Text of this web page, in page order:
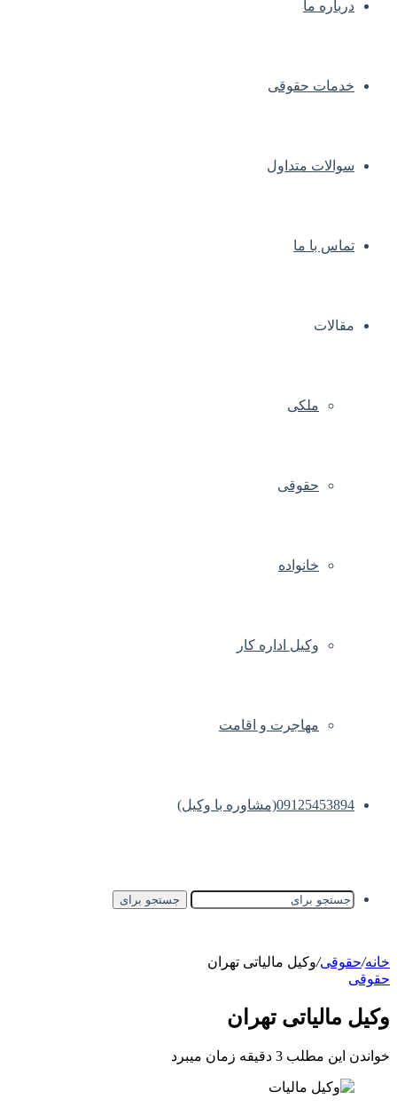
درباره ما
خدمات حقوقی
سوالات متداول
تماس با ما
مقالات
ملکی
حقوقی
خانواده
وکیل اداره کار
مهاجرت و اقامت
09125453894(مشاوره با وکیل)
جستجو برای
خانه/حقوقی/وکیل مالیاتی تهران
حقوقی
وکیل مالیاتی تهران
خواندن این مطلب 3 دقیقه زمان میبرد